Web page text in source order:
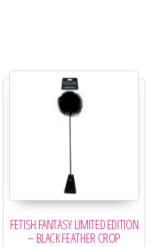
FETISH FANTASY LIMITED EDITION
– BLACK FEATHER CROP